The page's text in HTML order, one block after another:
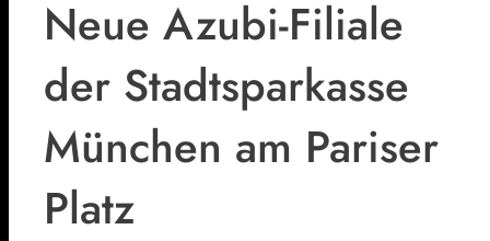
Neue Azubi-Filiale
der Stadtsparkasse
München am Pariser
Platz